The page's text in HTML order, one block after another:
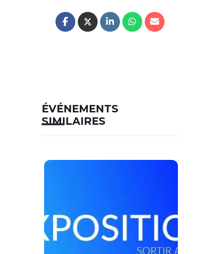
ÉVÉNEMENTS
SIMILAIRES